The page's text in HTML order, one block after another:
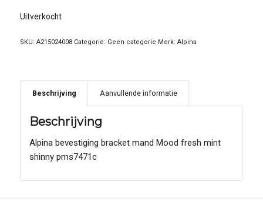
Uitverkocht
SKU: A215024008 Categorie: Geen categorie Merk: Alpina
Beschrijving Aanvullende informatie
Beschrijving
Alpina bevestiging bracket mand Mood fresh mint
shinny pms7471c